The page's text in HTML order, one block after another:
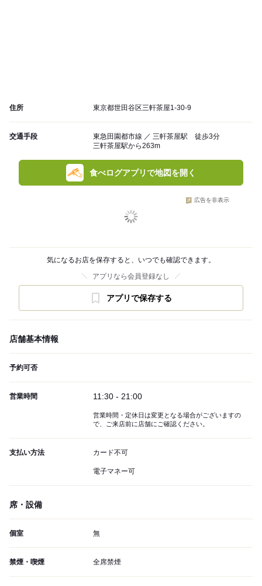
住所 東京都世田谷区三軒茶屋1-30-9
交通手段
東急田園都市線 ／ 三軒茶屋駅 徒歩3分
三軒茶屋駅から263m
食べログアプリで地図を開く
広告を非表示
気になるお店を保存すると、いつでも確認できます。
アプリなら会員登録なし
アプリで保存する
店舗基本情報
予約可否
営業時間 11:30 - 21:00
営業時間・定休日は変更となる場合がございますの
で、ご来店前に店舗にご確認ください。
支払い方法 カード不可
電子マネー可
席・設備
個室 無
禁煙・喫煙 全席禁煙